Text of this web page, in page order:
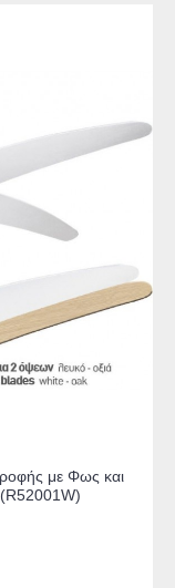
με Φως και
(R52001W)